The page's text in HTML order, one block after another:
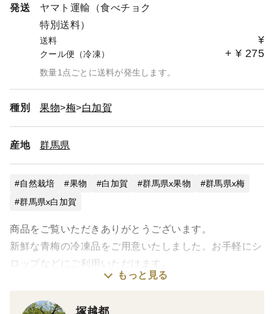
発送
ヤマト運輸（食べチョク
特別送料）
送料 ¥
クール便（冷凍） + ¥ 275
数量1点ごとに送料が発生します。
種別 果物 梅 白加賀
産地 群馬県
自然栽培 果物 白加賀 群馬県x果物
群馬県x梅
群馬県x白加賀
商品をご覧いただきありがとうございます。
新鮮な青梅の冷凍品をご用意いたしました。お手軽にシ
ロップなどにご利用いただけます。
もっと見る
塚越都